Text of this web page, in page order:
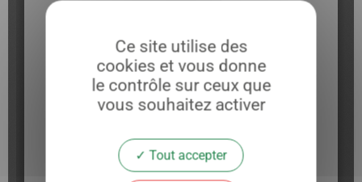
Ce site utilise des
cookies et vous donne
le contrôle sur ceux que
vous souhaitez activer
Tout accepter